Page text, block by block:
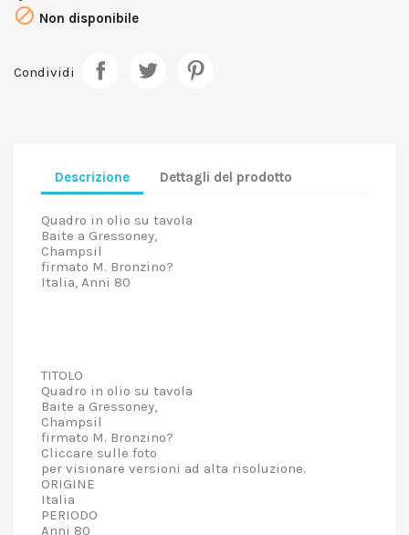
 Non disponibile
Condividi
Descrizione Dettagli del prodotto
Quadro in olio su tavola
Baite a Gressoney,
Champsil
firmato M. Bronzino?
Italia, Anni 80
TITOLO
Quadro in olio su tavola
Baite a Gressoney,
Champsil
firmato M. Bronzino?
Cliccare sulle foto
per visionare versioni ad alta risoluzione.
ORIGINE
Italia
PERIODO
Anni 80